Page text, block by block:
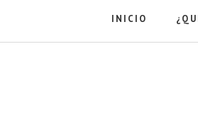
INICIO